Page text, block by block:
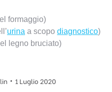
formaggio)
urina a scopo diagnostico)
legno bruciato)
1 Luglio 2020